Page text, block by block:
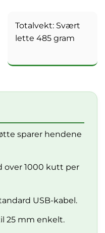
Totalvekt: Svært
lette 485 gram
sparer hendene
over 1000 kutt per
USB-kabel.
25 mm enkelt.